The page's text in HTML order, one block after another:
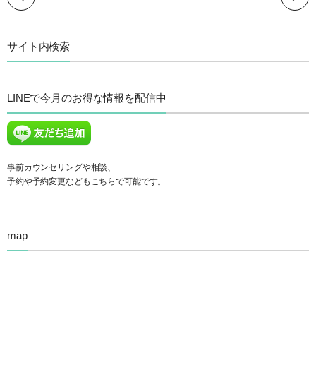
サイト内検索
LINEで今月のお得な情報を配信中
事前カウンセリングや相談、
予約や予約変更などもこちらで可能です。
map